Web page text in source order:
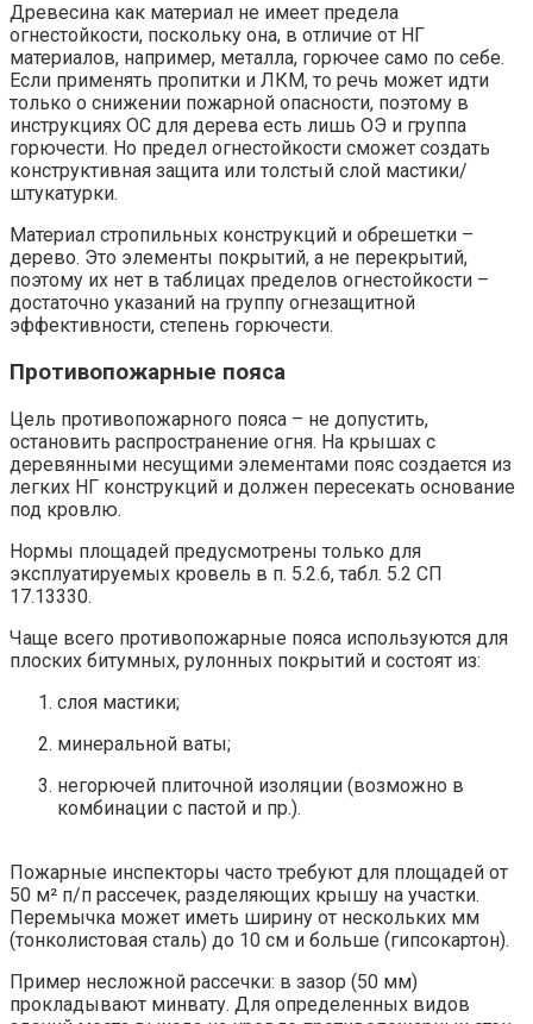
Древесина как материал не имеет предела
огнестойкости, поскольку она, в отличие от НГ
материалов, например, металла, горючее само по себе.
Если применять пропитки и ЛКМ, то речь может идти
только о снижении пожарной опасности, поэтому в
инструкциях ОС для дерева есть лишь ОЭ и группа
горючести. Но предел огнестойкости сможет создать
конструктивная защита или толстый слой мастики/
штукатурки.
Материал стропильных конструкций и обрешетки –
дерево. Это элементы покрытий, а не перекрытий,
поэтому их нет в таблицах пределов огнестойкости –
достаточно указаний на группу огнезащитной
эффективности, степень горючести.
Противопожарные пояса
Цель противопожарного пояса – не допустить,
остановить распространение огня. На крышах с
деревянными несущими элементами пояс создается из
легких НГ конструкций и должен пересекать основание
под кровлю.
Нормы площадей предусмотрены только для
эксплуатируемых кровель в п. 5.2.6, табл. 5.2 СП
17.13330.
Чаще всего противопожарные пояса используются для
плоских битумных, рулонных покрытий и состоят из:
слоя мастики;
минеральной ваты;
негорючей плиточной изоляции (возможно в
комбинации с пастой и пр.).
Пожарные инспекторы часто требуют для площадей от
50 м² п/п рассечек, разделяющих крышу на участки.
Перемычка может иметь ширину от нескольких мм
(тонколистовая сталь) до 10 см и больше (гипсокартон).
Пример несложной рассечки: в зазор (50 мм)
прокладывают минвату. Для определенных видов